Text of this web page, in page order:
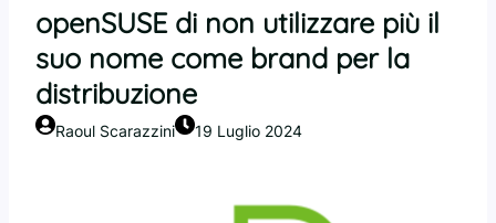
openSUSE di non utilizzare più il
suo nome come brand per la
distribuzione
Raoul Scarazzini 19 Luglio 2024